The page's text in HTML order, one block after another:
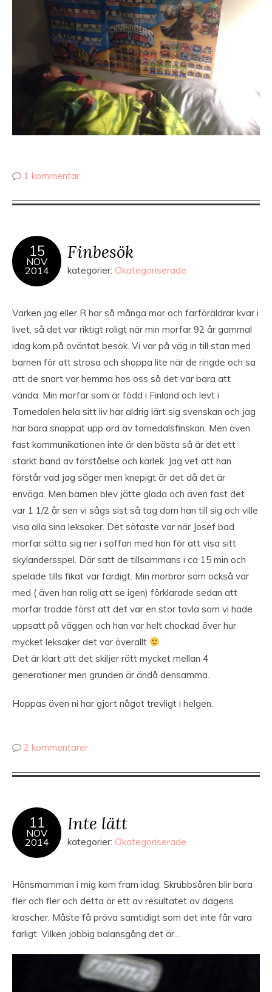
1 kommentar
15
NOV
2014
Finbesök
kategorier: Okategoriserade
Varken jag eller R har så många mor och farföräldrar kvar i
livet, så det var riktigt roligt när min morfar 92 år gammal
idag kom på oväntat besök. Vi var på väg in till stan med
barnen för att strosa och shoppa lite när de ringde och sa
att de snart var hemma hos oss så det var bara att
vända. Min morfar som är född i Finland och levt i
Tornedalen hela sitt liv har aldrig lärt sig svenskan och jag
har bara snappat upp ord av tornedalsfinskan. Men även
fast kommunikationen inte är den bästa så är det ett
starkt band av förståelse och kärlek. Jag vet att han
förstår vad jag säger men knepigt är det då det är
enväga. Men barnen blev jätte glada och även fast det
var 1 1/2 år sen vi sågs sist så tog dom han till sig och ville
visa alla sina leksaker. Det sötaste var när Josef bad
morfar sätta sig ner i soffan med han för att visa sitt
skylandersspel. Där satt de tillsammans i ca 15 min och
spelade tills fikat var färdigt. Min morbror som också var
med ( även han rolig att se igen) förklarade sedan att
morfar trodde först att det var en stor tavla som vi hade
uppsatt på väggen och han var helt chockad över hur
mycket leksaker det var överallt
Det är klart att det skiljer rätt mycket mellan 4
generationer men grunden är ändå densamma.
Hoppas även ni har gjort något trevligt i helgen.
2 kommentarer
11
NOV
2014
Inte lätt
kategorier: Okategoriserade
Hönsmamman i mig kom fram idag. Skrubbsåren blir bara
fler och fler och detta är ett av resultatet av dagens
krascher. Måste få pröva samtidigt som det inte får vara
farligt. Vilken jobbig balansgång det är…